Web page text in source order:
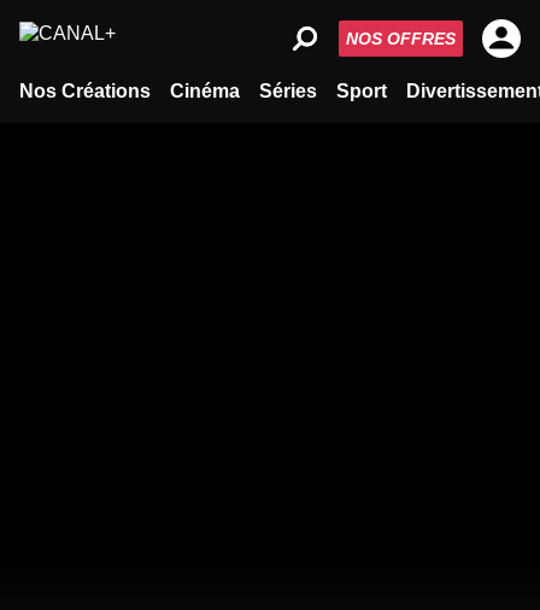
Nos Créations Cinéma Séries Sport
NOS OFFRES